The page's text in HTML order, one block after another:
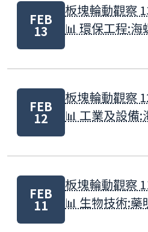
FEB
13
板塊輪動觀察
📊 環保工程:海
FEB
12
板塊輪動觀察
📊 工業及設備
FEB
11
板塊輪動觀察
📊 生物技術:藥